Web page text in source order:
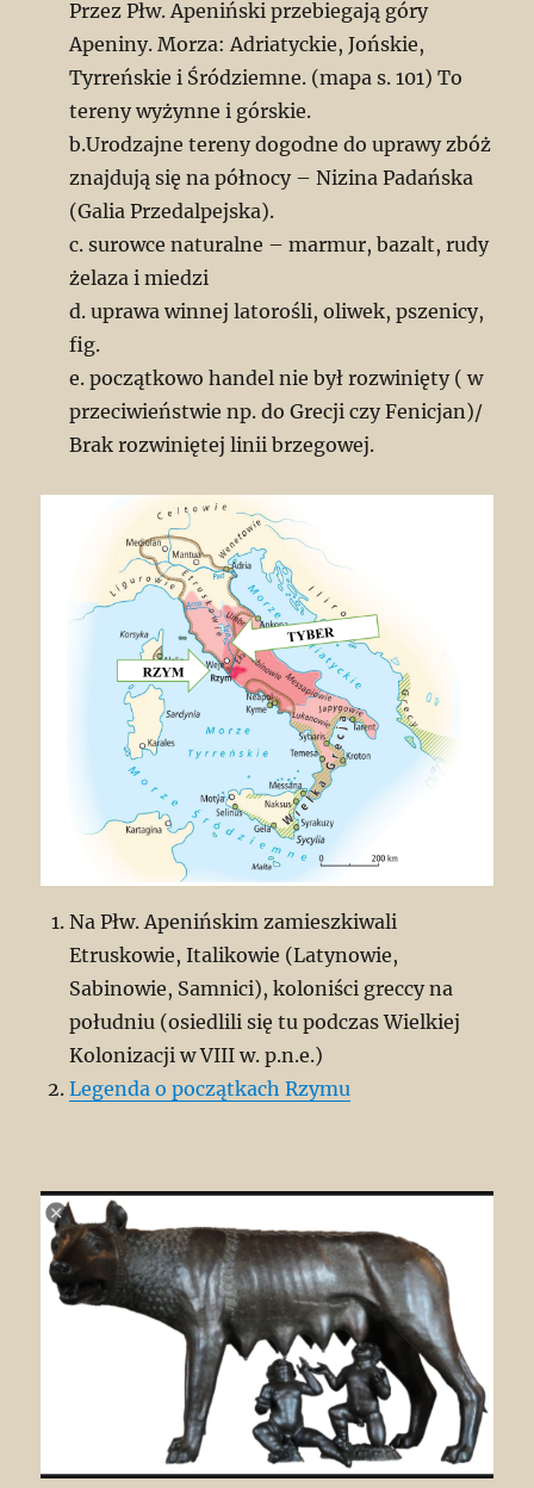
Przez Płw. Apeniński przebiegają góry
Apeniny. Morza: Adriatyckie, Jońskie,
Tyrreńskie i Śródziemne. (mapa s. 101) To
tereny wyżynne i górskie.
b.Urodzajne tereny dogodne do uprawy zbóż
znajdują się na północy – Nizina Padańska
(Galia Przedalpejska).
c. surowce naturalne – marmur, bazalt, rudy
żelaza i miedzi
d. uprawa winnej latorośli, oliwek, pszenicy,
fig.
e. początkowo handel nie był rozwinięty ( w
przeciwieństwie np. do Grecji czy Fenicjan)/
Brak rozwiniętej linii brzegowej.
Na Płw. Apenińskim zamieszkiwali
Etruskowie, Italikowie (Latynowie,
Sabinowie, Samnici), koloniści greccy na
południu (osiedlili się tu podczas Wielkiej
Kolonizacji w VIII w. p.n.e.)
Legenda o początkach Rzymu